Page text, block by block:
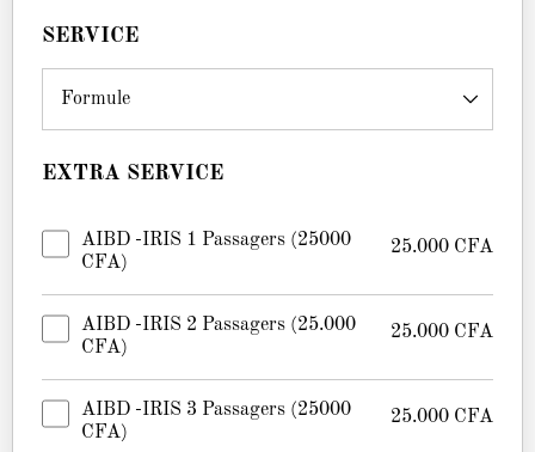
SERVICE
EXTRA SERVICE
AIBD -IRIS 1 Passagers (25000
CFA)
25.000 CFA
AIBD -IRIS 2 Passagers (25.000
CFA)
25.000 CFA
AIBD -IRIS 3 Passagers (25000
CFA)
25.000 CFA